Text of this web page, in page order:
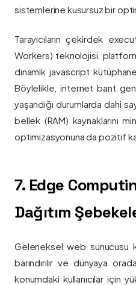
sistemlerine kusursuz bir
Tarayıcıların çekirdek
Workers) teknolojisi,
dinamik javascript
Böylelikle, internet bant
yaşandığı durumlarda dahi
bellek (RAM) kaynaklarını
optimizasyonuna da pozitif
7. Edge
Dağıtım
Geleneksel web sunucusu
barındırılır ve dünyaya
konumdaki kullanıcılar için